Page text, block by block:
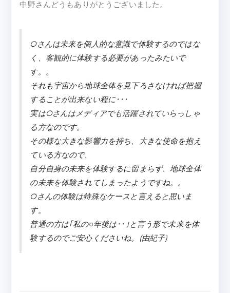
中野さんどうもありがとうございました。
Oさんは未来を個人的な意識で体験するのではな
く、客観的に体験する必要があったみたいで
す。。
それも宇宙から地球全体を見下ろさなければ把握
することが出来ない程に･･･
実はOさんはメディアでも活躍されていらっしゃ
る方なのです。
その様な大きな影響力を持ち、大きな使命を抱え
ている方なので、
自分自身の未来を体験するに留まらず、地球全体
の未来を体験されてしまったようですね。。
Oさんの体験は特殊なケースと言えると思いま
す。
普通の方は｢私の○年後は･･｣と言う形で未来を体
験するのでご安心くださいね。(由紀子)